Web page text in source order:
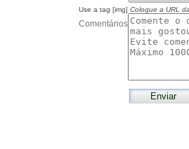
Use a tag [img] Coloque a URL
Comentários